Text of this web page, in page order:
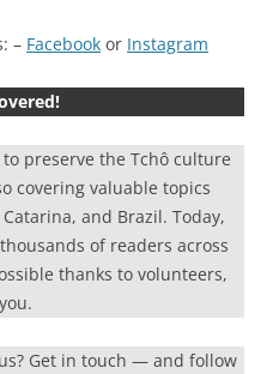
– Facebook or Instagram
preserve the Tchô culture
covering valuable topics
and Brazil. Today,
of readers across
thanks to volunteers,
Get in touch — and follow